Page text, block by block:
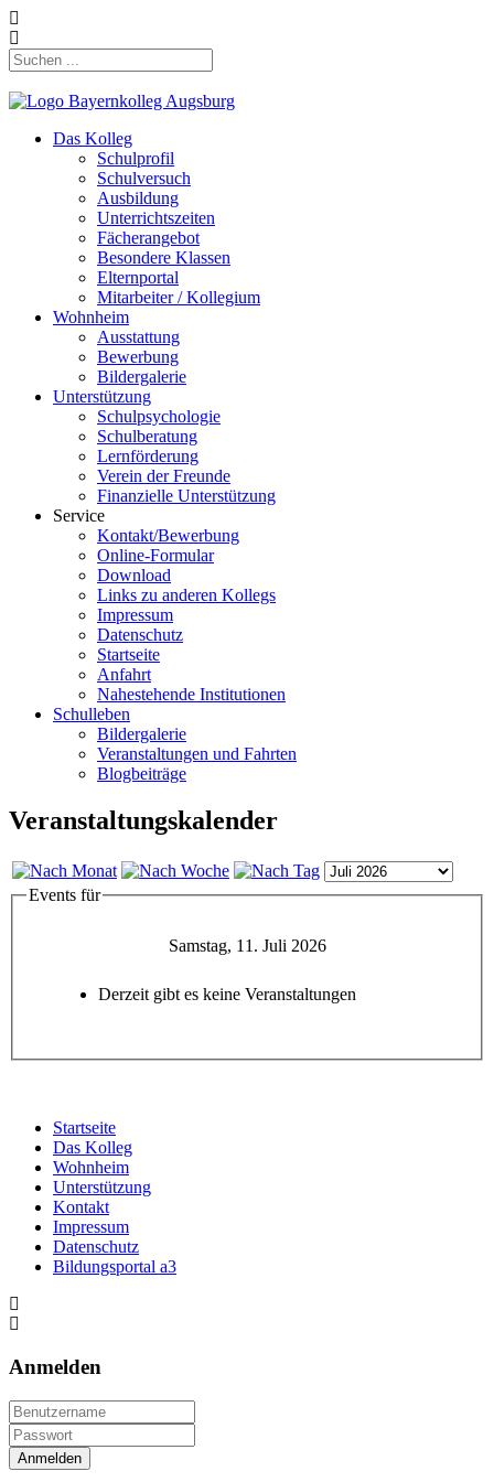
Das Kolleg
Schulprofil
Schulversuch
Ausbildung
Unterrichtszeiten
Fächerangebot
Besondere Klassen
Elternportal
Mitarbeiter / Kollegium
Wohnheim
Ausstattung
Bewerbung
Bildergalerie
Unterstützung
Schulpsychologie
Schulberatung
Lernförderung
Verein der Freunde
Finanzielle Unterstützung
Service
Kontakt/Bewerbung
Online-Formular
Download
Links zu anderen Kollegs
Impressum
Datenschutz
Startseite
Anfahrt
Nahestehende Institutionen
Schulleben
Bildergalerie
Veranstaltungen und Fahrten
Blogbeiträge
Veranstaltungskalender
Events für
Samstag, 11. Juli 2026
Derzeit gibt es keine Veranstaltungen
Startseite
Das Kolleg
Wohnheim
Unterstützung
Kontakt
Impressum
Datenschutz
Bildungsportal a3
Anmelden
Anmelden